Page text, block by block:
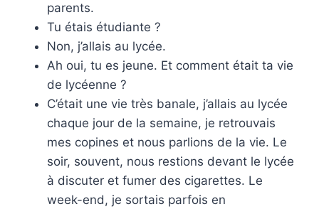
parents.
Tu étais étudiante ?
Non, j’allais au lycée.
Ah oui, tu es jeune. Et comment était ta vie
de lycéenne ?
C’était une vie très banale, j’allais au lycée
chaque jour de la semaine, je retrouvais
mes copines et nous parlions de la vie. Le
soir, souvent, nous restions devant le lycée
à discuter et fumer des cigarettes. Le
week-end, je sortais parfois en